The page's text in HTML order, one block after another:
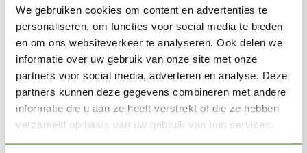
We gebruiken cookies om content en advertenties te
personaliseren, om functies voor social media te bieden
en om ons websiteverkeer te analyseren. Ook delen we
informatie over uw gebruik van onze site met onze
partners voor social media, adverteren en analyse. Deze
partners kunnen deze gegevens combineren met andere
informatie die u aan ze heeft verstrekt of die ze hebben
verzameld op basis van uw gebruik van hun services.